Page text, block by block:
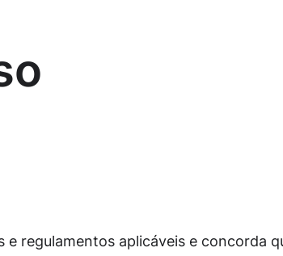
e regulamentos aplicáveis ​​e concorda